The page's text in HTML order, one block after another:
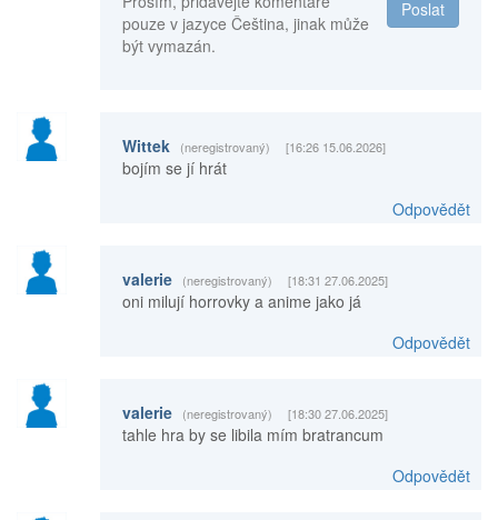
Poslat
pouze v jazyce Čeština, jinak může
být vymazán.
Wittek (neregistrovaný) [16:26 15.06.2026]
bojím se jí hrát
Odpovědět
valerie (neregistrovaný) [18:31 27.06.2025]
oni milují horrovky a anime jako já
Odpovědět
valerie (neregistrovaný) [18:30 27.06.2025]
tahle hra by se libila mím bratrancum
Odpovědět